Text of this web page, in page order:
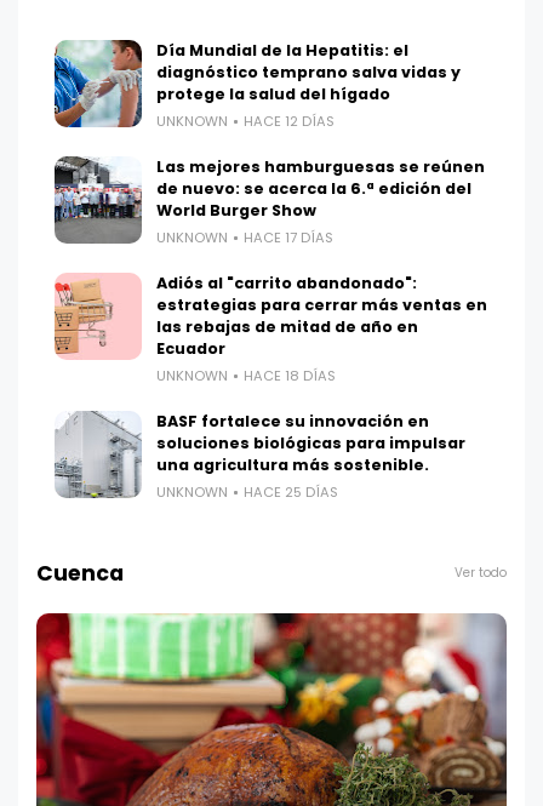
Día Mundial de la Hepatitis: el
diagnóstico temprano salva vidas y
protege la salud del hígado
UNKNOWN HACE 12 DÍAS
Las mejores hamburguesas se reúnen
de nuevo: se acerca la 6.ª edición del
World Burger Show
UNKNOWN HACE 17 DÍAS
Adiós al "carrito abandonado":
estrategias para cerrar más ventas en
las rebajas de mitad de año en
Ecuador
UNKNOWN HACE 18 DÍAS
BASF fortalece su innovación en
soluciones biológicas para impulsar
una agricultura más sostenible.
UNKNOWN HACE 25 DÍAS
Cuenca Ver todo